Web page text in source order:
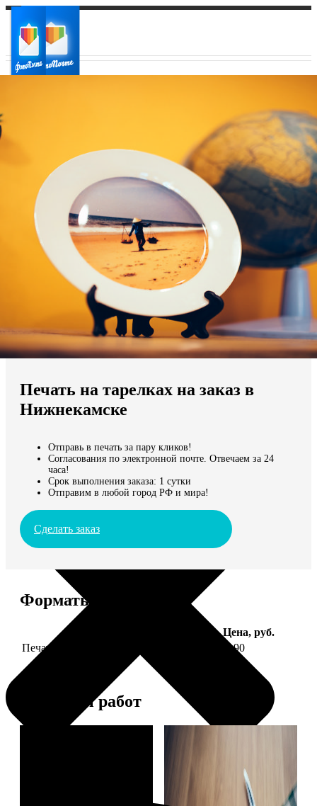
Ваш регион доставки
Выберите из списка:
Мы доставляем по всему миру
Продолжить без города
Печать на тарелках на заказ в
Нижнекамске
Отправь в печать за пару кликов!
Согласования по электронной почте. Отвечаем за 24
часа!
Срок выполнения заказа: 1 сутки
Отправим в любой город РФ и мира!
Сделать заказ
Форматы и цены
Цена, руб.
Печать фото на тарелке диаметром 20 см
1190
Примеры работ